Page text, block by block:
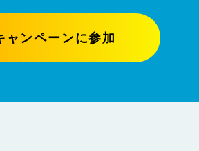
ャンペーンに参加